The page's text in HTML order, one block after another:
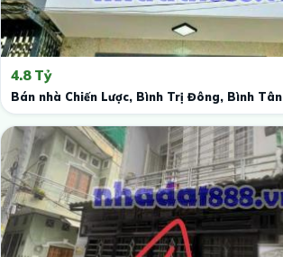
4.8 Tỷ
Bán nhà Chiến Lược, Bình Trị Đông, Bình Tân